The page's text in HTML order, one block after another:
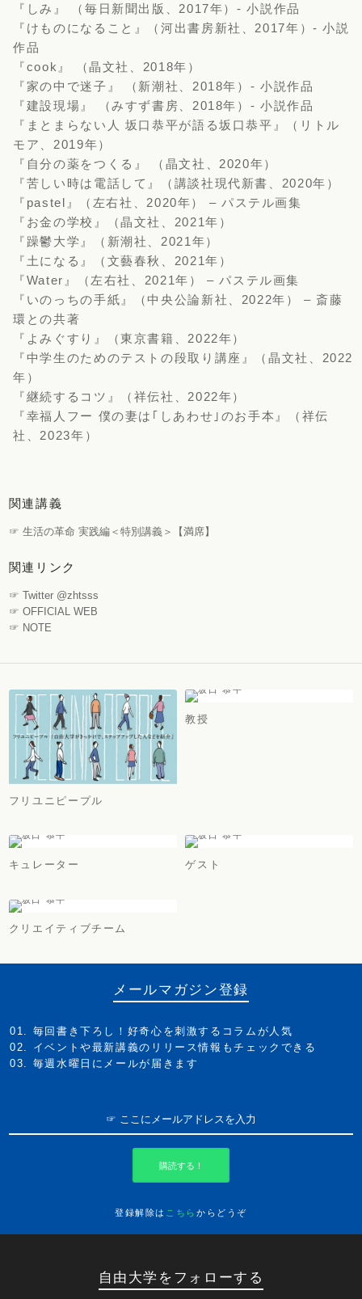
『しみ』 （毎日新聞出版、2017年）- 小説作品
『けものになること』（河出書房新社、2017年）- 小説
作品
『cook』 （晶文社、2018年）
『家の中で迷子』 （新潮社、2018年）- 小説作品
『建設現場』 （みすず書房、2018年）- 小説作品
『まとまらない人 坂口恭平が語る坂口恭平』（リトル
モア、2019年）
『自分の薬をつくる』 （晶文社、2020年）
『苦しい時は電話して』（講談社現代新書、2020年）
『pastel』（左右社、2020年） – パステル画集
『お金の学校』（晶文社、2021年）
『躁鬱大学』（新潮社、2021年）
『土になる』（文藝春秋、2021年）
『Water』（左右社、2021年） – パステル画集
『いのっちの手紙』（中央公論新社、2022年） – 斎藤
環との共著
『よみぐすり』（東京書籍、2022年）
『中学生のためのテストの段取り講座』（晶文社、2022
年）
『継続するコツ』（祥伝社、2022年）
『幸福人フー 僕の妻は｢しあわせ｣のお手本』（祥伝
社、2023年）
関連講義
☞ 生活の革命 実践編＜特別講義＞【満席】
関連リンク
☞ Twitter @zhtsss
☞ OFFICIAL WEB
☞ NOTE
フリユニピープル
教授
キュレーター ゲスト
クリエイティブチーム
メールマガジン登録
毎回書き下ろし！好奇心を刺激するコラムが人気
イベントや最新講義のリリース情報もチェックできる
毎週水曜日にメールが届きます
購読する！
登録解除は こちら からどうぞ
自由大学をフォローする